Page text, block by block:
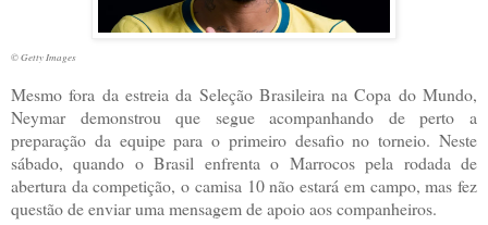
© Getty Images
Mesmo fora da estreia da Seleção Brasileira na Copa do Mundo,
Neymar demonstrou que segue acompanhando de perto a
preparação da equipe para o primeiro desafio no torneio. Neste
sábado, quando o Brasil enfrenta o Marrocos pela rodada de
abertura da competição, o camisa 10 não estará em campo, mas fez
questão de enviar uma mensagem de apoio aos companheiros.